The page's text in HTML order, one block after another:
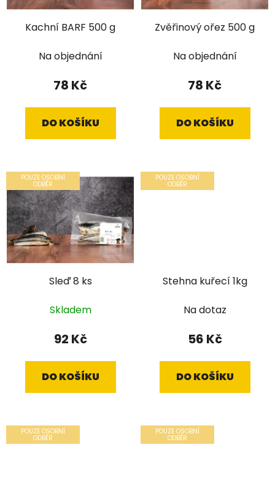
Kachní BARF 500 g
Na objednání
78 Kč
DO KOŠÍKU
Zvěřinový ořez 500 g
Na objednání
78 Kč
DO KOŠÍKU
POUZE OSOBNÍ
ODBĚR
Sleď 8 ks
Skladem
92 Kč
DO KOŠÍKU
POUZE OSOBNÍ
ODBĚR
Stehna kuřecí 1kg
Na dotaz
56 Kč
DO KOŠÍKU
POUZE OSOBNÍ
ODBĚR
POUZE OSOBNÍ
ODBĚR